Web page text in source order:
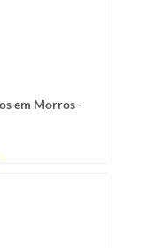
em Morros -